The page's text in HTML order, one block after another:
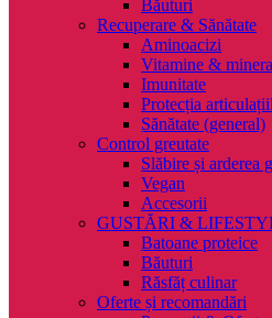
Băuturi
Recuperare & Sănătate
Aminoacizi
Vitamine &
Imunitate
Protecția
Sănătate (general)
Control greutate
Slăbire și arderea
Vegan
Accesorii
GUSTĂRI &
Batoane proteice
Băuturi
Răsfăț culinar
Oferte și recomandări